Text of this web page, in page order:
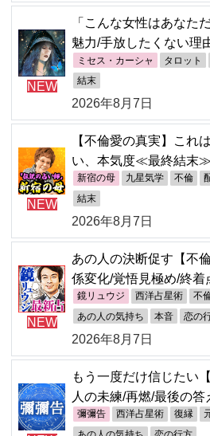
NEW
「こんな女性はあなた
魅力/手放したくない理
ミセス・カーシャ タロット
結末
2026年8月7日
NEW
【不倫愛の真実】こ
い、本気度≪最終結末≫
新宿の母 九星気学 不倫
結末
2026年8月7日
NEW
あの人の決断促す【不
係変化/覚悟見極め/終着
鏡リュウジ 西洋占星術 不
あの人の気持ち 本音 恋の
2026年8月7日
もう一度だけ信じたい
人の未練/再燃/最後の答
彌彌告 西洋占星術 復縁